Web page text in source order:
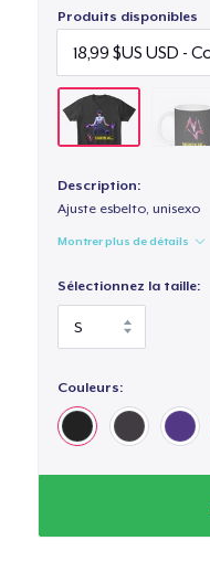
Produits disponibles
Description:
Ajuste esbelto, unisexo
Montrer plus de détails
Sélectionnez la taille:
Couleurs: